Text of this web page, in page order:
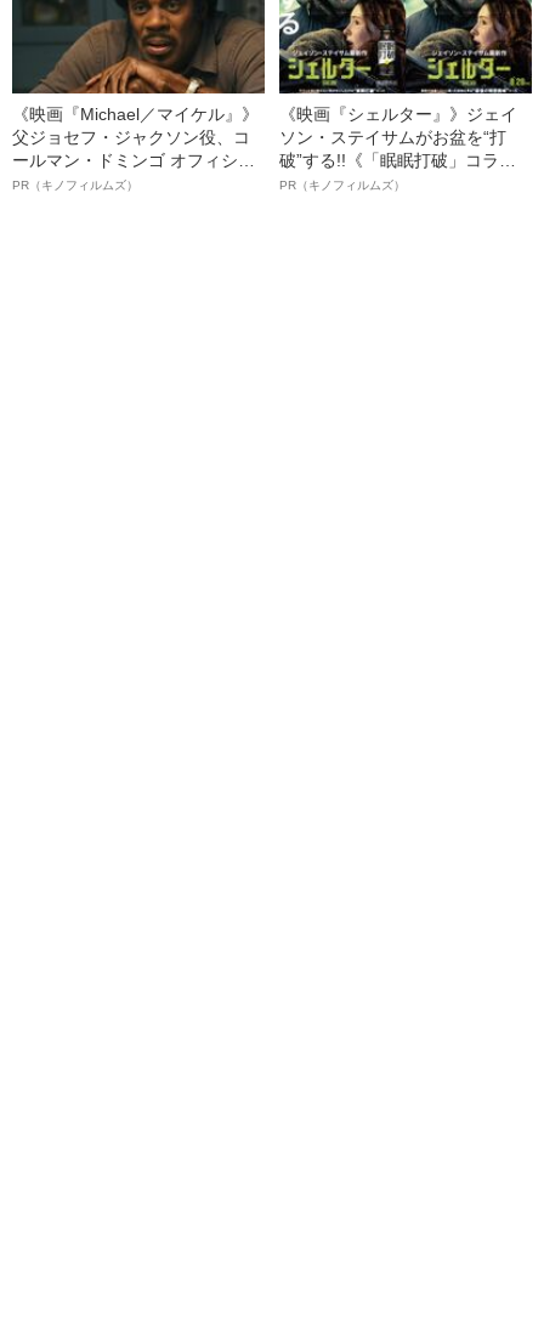
《映画『Michael／マイケル』》
父ジョセフ・ジャクソン役、コ
ールマン・ドミンゴ オフィシャ
ルインタビュー“観客を魅了した
PR（キノフィルムズ）
《映画『シェルター』》ジェイ
ソン・ステイサムがお盆を“打
破”する!!《「眠眠打破」コラ
ボ》
PR（キノフィルムズ）